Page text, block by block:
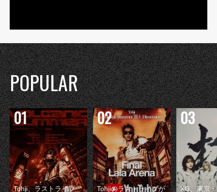
POPULAR
Tohji、ラストライブ
Tohjiのラストライブが
XG、東京